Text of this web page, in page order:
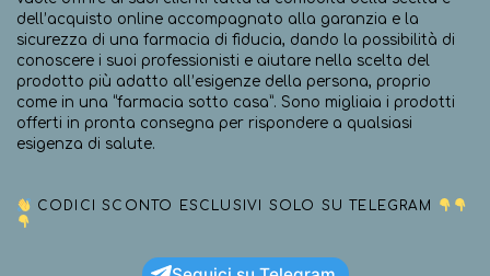
dell’acquisto online accompagnato alla garanzia e la
sicurezza di una farmacia di fiducia, dando la possibilità di
conoscere i suoi professionisti e aiutare nella scelta del
prodotto più adatto all’esigenze della persona, proprio
come in una “farmacia sotto casa”. Sono migliaia i prodotti
offerti in pronta consegna per rispondere a qualsiasi
esigenza di salute.
CODICI SCONTO ESCLUSIVI SOLO SU TELEGRAM